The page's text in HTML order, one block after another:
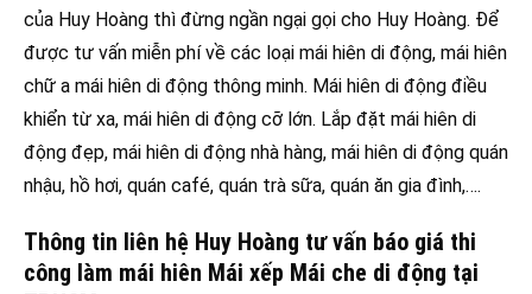
của Huy Hoàng thì đừng ngần ngại gọi cho Huy Hoàng. Để
được tư vấn miễn phí về các loại mái hiên di động, mái hiên
chữ a mái hiên di động thông minh. Mái hiên di động điều
khiển từ xa, mái hiên di động cỡ lớn. Lắp đặt mái hiên di
động đẹp, mái hiên di động nhà hàng, mái hiên di động quán
nhậu, hồ hơi, quán café, quán trà sữa, quán ăn gia đình,….
Thông tin liên hệ Huy Hoàng tư vấn báo giá thi
công làm mái hiên Mái xếp Mái che di động tại